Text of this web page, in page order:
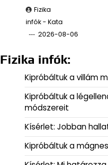
Fizika
infók - Kata
2026-08-06
Fizika infók:
Kipróbáltuk a villám
Kipróbáltuk a
módszereit
Kísérlet: Jobban
Kipróbáltuk a